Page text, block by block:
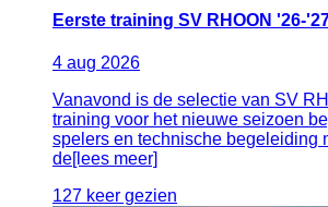
Eerste training SV RHOON '26-
4 aug 2026
Vanavond is de selectie van SV
training voor het nieuwe seizoen
spelers en technische begeleiding
de[lees meer]
127 keer gezien